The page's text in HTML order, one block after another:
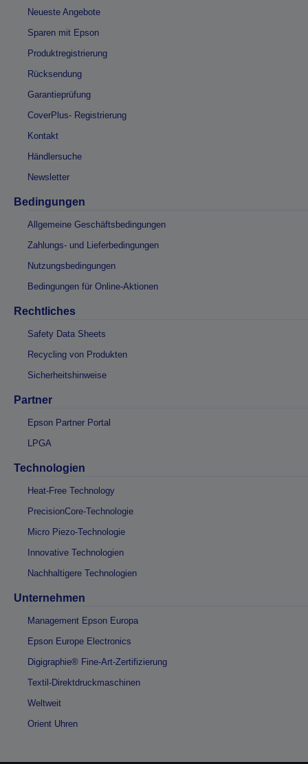
Neueste Angebote
Sparen mit Epson
Produktregistrierung
Rücksendung
Garantieprüfung
CoverPlus- Registrierung
Kontakt
Händlersuche
Newsletter
Bedingungen
Allgemeine Geschäftsbedingungen
Zahlungs- und Lieferbedingungen
Nutzungsbedingungen
Bedingungen für Online-Aktionen
Rechtliches
Safety Data Sheets
Recycling von Produkten
Sicherheitshinweise
Partner
Epson Partner Portal
LPGA
Technologien
Heat-Free Technology
PrecisionCore-Technologie
Micro Piezo-Technologie
Innovative Technologien
Nachhaltigere Technologien
Unternehmen
Management Epson Europa
Epson Europe Electronics
Digigraphie® Fine-Art-Zertifizierung
Textil-Direktdruckmaschinen
Weltweit
Orient Uhren